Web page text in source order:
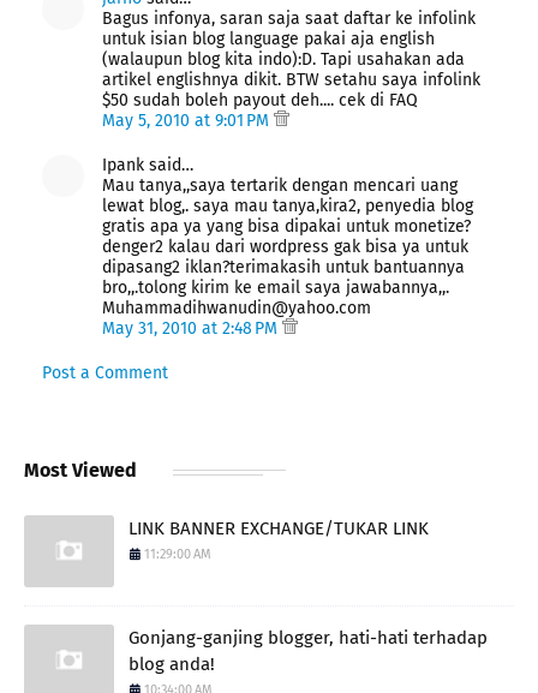
Bagus infonya, saran saja saat daftar ke infolink
untuk isian blog language pakai aja english
(walaupun blog kita indo):D. Tapi usahakan ada
artikel englishnya dikit. BTW setahu saya infolink
$50 sudah boleh payout deh.... cek di FAQ
May 5, 2010 at 9:01 PM
Ipank said…
Mau tanya,,saya tertarik dengan mencari uang
lewat blog,. saya mau tanya,kira2, penyedia blog
gratis apa ya yang bisa dipakai untuk monetize?
denger2 kalau dari wordpress gak bisa ya untuk
dipasang2 iklan?terimakasih untuk bantuannya
bro,,.tolong kirim ke email saya jawabannya,,.
Muhammadihwanudin@yahoo.com
May 31, 2010 at 2:48 PM
Post a Comment
Most Viewed
LINK BANNER EXCHANGE/TUKAR LINK
11:29:00 AM
Gonjang-ganjing blogger, hati-hati terhadap
blog anda!
10:34:00 AM